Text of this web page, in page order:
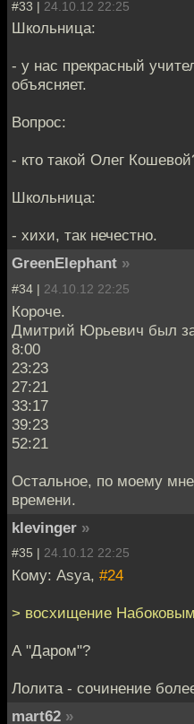
#33 | 24.10.12 22:25
Школьница:
- у нас прекрасный
объясняет.
Вопрос:
- кто такой Олег
Школьница:
- хихи, так нечестно.
GreenElephant »
#34 | 24.10.12 22:25
Короче.
Дмитрий Юрьевич был
8:00
23:23
27:21
33:17
39:23
52:21
Остальное, по моему
времени.
klevinger »
#35 | 24.10.12 22:25
Кому: Asya, #24
> восхищение Набоковым
А "Даром"?
Лолита - сочинение
mart62 »